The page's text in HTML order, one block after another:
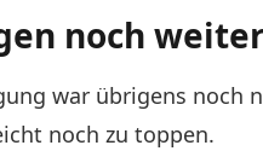
noch weiter
war übrigens noch
noch zu toppen.